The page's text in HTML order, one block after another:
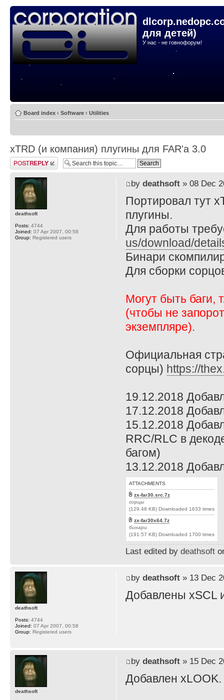
для детей)
У нас - не говнофорум!
Board index ‹ Software ‹ Utilities
xTRD (и компания) плугины для FAR'а 3.0
Post a reply
by deathsoft» 08 Dec
Портировал тут
плугины.
Для работы
us/download/
Бинари
Для сборки
Могут быть баги,
(чтобы не
экземпляре).
Официальная
сорцы) https://
19.12.2018
17.12.2018
15.12.2018
RRC/RLC в
багом)
13.12.2018
ATTACHMENTS
zx-far30.src.7z
сорцы
(129.48 KB) Downloaded 1633 times
zx-far30x64.7z
бинари
(191.57 KB) Downloaded 1700 times
Last edited by deathsoft
deathsoft
Posts: 4744
Joined: 07 Apr 2007, 00:58
Group: Registered users
by deathsoft» 13 Dec
Добавлены xSCL
deathsoft
Posts: 4744
Joined: 07 Apr 2007, 00:58
Group: Registered users
by deathsoft» 15 Dec
Добавлен xLOOK.
deathsoft